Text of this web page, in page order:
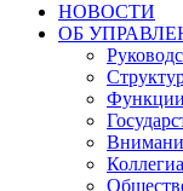
НОВОСТИ
ОБ